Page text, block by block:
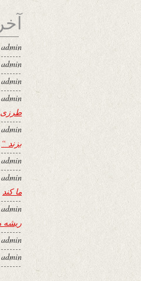
admin
admin
admin
admin
طرزی
admin
بزند “
admin
admin
ما کند
admin
ریشه
admin
admin